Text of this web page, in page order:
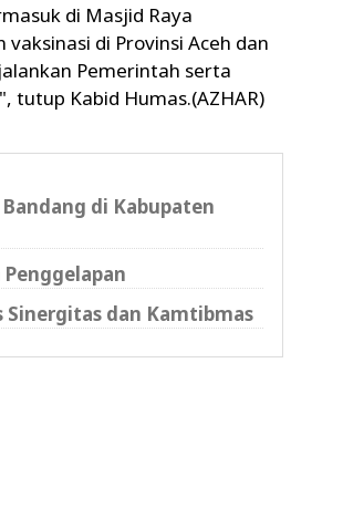
di Masjid Raya
di Provinsi Aceh dan
Pemerintah serta
Kabid Humas.(AZHAR)
di Kabupaten
Sinergitas dan Kamtibmas